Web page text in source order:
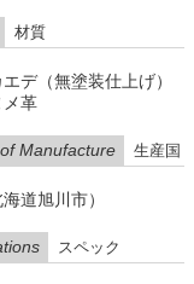
材質
デ（無塗装仕上げ）
メ革
Manufacture 生産国
道旭川市）
スペック